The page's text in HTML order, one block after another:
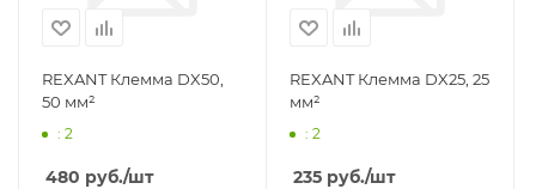
REXANT Клемма DX50,
50 мм²
: 2
480 руб./шт
REXANT Клемма DX25, 25
мм²
: 2
235 руб./шт